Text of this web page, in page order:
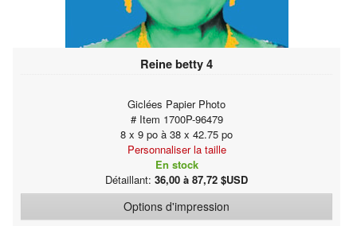
Reine betty 4
Giclées Papier Photo
# Item 1700P-96479
8 x 9 po à 38 x 42.75 po
Personnaliser la taille
En stock
Détaillant: 36,00 à 87,72 $USD
Options d'impression